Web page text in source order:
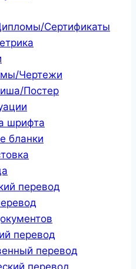
Сертификаты
Чертежи
Постер
шрифта
бланки
перевод
перевод
перевод
перевод